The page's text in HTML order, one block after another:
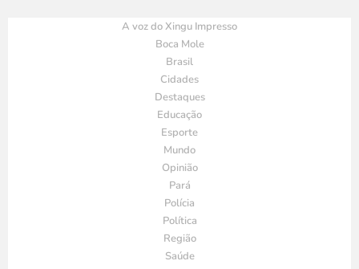
A voz do Xingu Impresso
Boca Mole
Brasil
Cidades
Destaques
Educação
Esporte
Mundo
Opinião
Pará
Polícia
Política
Região
Saúde